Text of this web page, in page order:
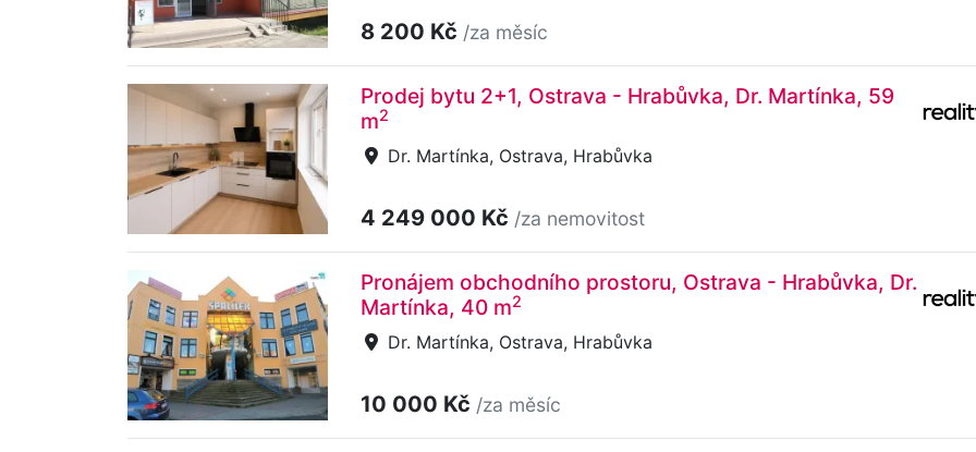
8 200 Kč /za měsíc
Prodej bytu 2+1, Ostrava - Hrabůvka, Dr. Martínka, 59
m2
Dr. Martínka, Ostrava, Hrabůvka
4 249 000 Kč /za nemovitost
Pronájem obchodního prostoru, Ostrava - Hrabůvka, Dr.
Martínka, 40 m2
Dr. Martínka, Ostrava, Hrabůvka
10 000 Kč /za měsíc